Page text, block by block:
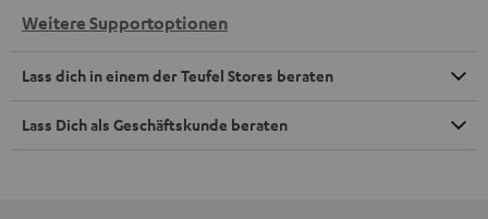
Weitere Supportoptionen
Lass dich in einem der Teufel Stores beraten
Lass Dich als Geschäftskunde beraten